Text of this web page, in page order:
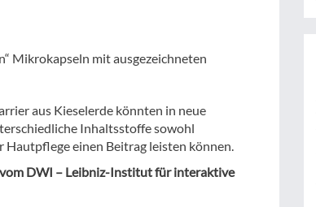
Mikrokapseln mit ausgezeichneten
aus Kieselerde könnten in neue
Inhaltsstoffe sowohl
Hautpflege einen Beitrag leisten können.
DWI – Leibniz-Institut für interaktive